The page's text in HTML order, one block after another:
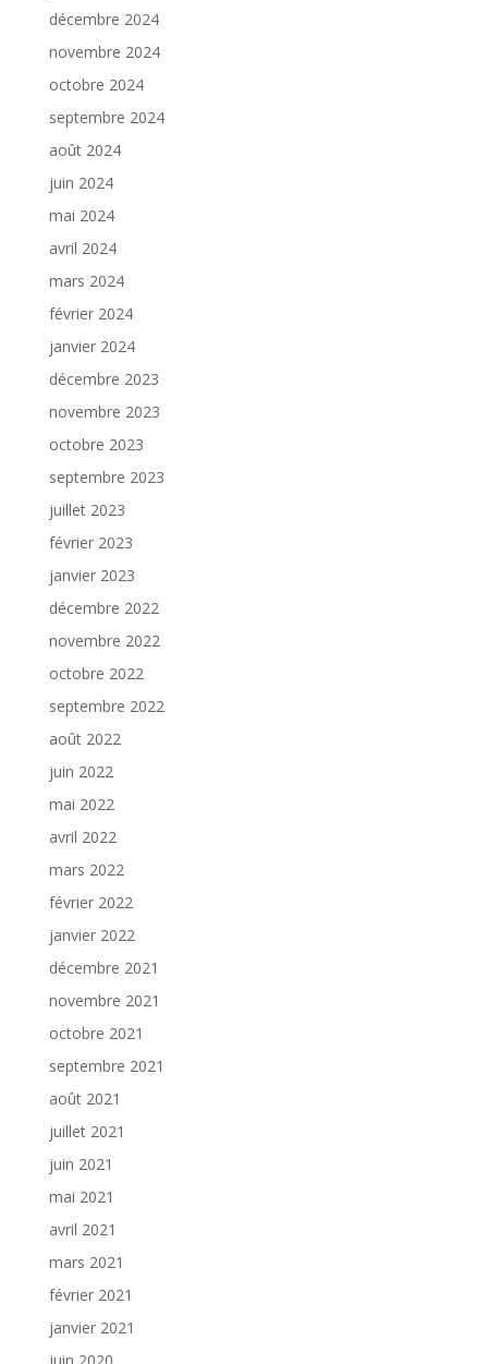
décembre 2024
novembre 2024
octobre 2024
septembre 2024
août 2024
juin 2024
mai 2024
avril 2024
mars 2024
février 2024
janvier 2024
décembre 2023
novembre 2023
octobre 2023
septembre 2023
juillet 2023
février 2023
janvier 2023
décembre 2022
novembre 2022
octobre 2022
septembre 2022
août 2022
juin 2022
mai 2022
avril 2022
mars 2022
février 2022
janvier 2022
décembre 2021
novembre 2021
octobre 2021
septembre 2021
août 2021
juillet 2021
juin 2021
mai 2021
avril 2021
mars 2021
février 2021
janvier 2021